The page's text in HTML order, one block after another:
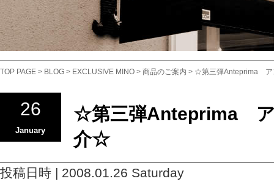
TOP PAGE > BLOG > EXCLUSIVE MINO > 商品のご案内 > ☆第三弾Anteprima ア
26
January
☆第三弾Anteprima ア
介☆
投稿日時 | 2008.01.26 Saturday